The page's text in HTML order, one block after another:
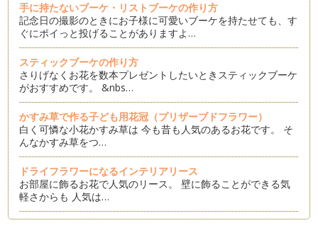
手に持たないブーケ・リストブーケの作り方
記念日の撮影のときにお子様に可愛いブーケを持たせても、す
ぐにポイっと投げることがありますよ…
スティックブーケの作り方
さりげなくお花を数本プレゼントしたいときスティックブーケ
がおすすめです。 &nbs…
かすみ草で作る子ども用花冠（プリザーブドフラワー）
白く可憐な小花かすみ草は 今も昔も人気のあるお花です。 そ
んなかすみ草をつ…
ドライフラワーになるインテリアリース
お部屋に飾るお花で人気のリース。 壁に飾ることができる気
軽さからも 人気は…